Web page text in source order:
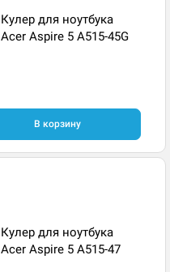
Кулер для ноутбука
Acer Aspire 5 A515-45G
В корзину
Кулер для ноутбука
Acer Aspire 5 A515-47